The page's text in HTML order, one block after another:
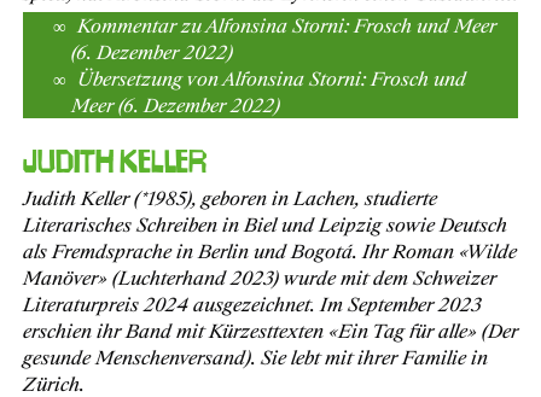
Kommentar zu Alfonsina Storni: Frosch und Meer
(6. Dezember 2022)
Übersetzung von Alfonsina Storni: Frosch und
Meer (6. Dezember 2022)
Judith Keller
Judith Keller (*1985), geboren in Lachen, studierte
Literarisches Schreiben in Biel und Leipzig sowie Deutsch
als Fremdsprache in Berlin und Bogotá. Ihr Roman «Wilde
Manöver» (Luchterhand 2023) wurde mit dem Schweizer
Literaturpreis 2024 ausgezeichnet. Im September 2023
erschien ihr Band mit Kürzesttexten «Ein Tag für alle» (Der
gesunde Menschenversand). Sie lebt mit ihrer Familie in
Zürich.